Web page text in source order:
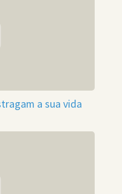
a sua vida